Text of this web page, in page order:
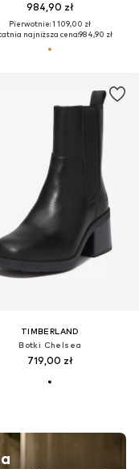
984,90 zł
Pierwotnie: 1 109,00 zł
najniższa cena:984,90 zł
TIMBERLAND
Botki Chelsea
719,00 zł